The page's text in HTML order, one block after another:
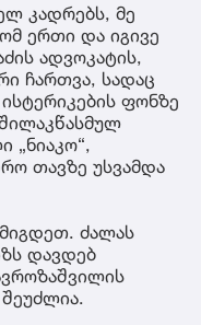
კადრებს, მე
ერთი და იგივე
ადვოკატის,
ჩართვა, სადაც
ფონზე
„ნიაკო“,
თავზე უსვამდა
ძალას
დავდებ